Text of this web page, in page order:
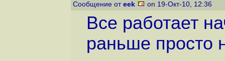
Сообщение от eek on 19-Окт-10, 12:36
Все работает
раньше просто